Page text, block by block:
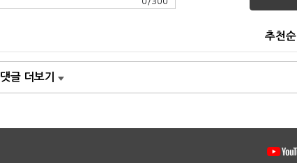
추천순
댓글 더보기